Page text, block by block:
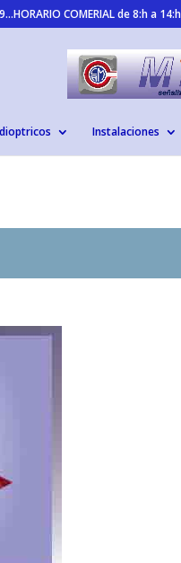
COMERIAL de 8:h a 14:h
Instalaciones